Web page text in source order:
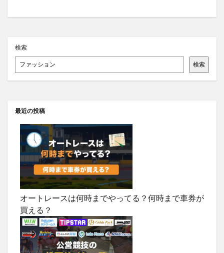
検索
検索
最近の投稿
オートレースは何時までやってる？何時まで車券が
買える？